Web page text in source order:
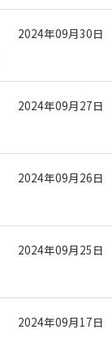
2024年09月30日
2024年09月27日
2024年09月26日
2024年09月25日
2024年09月17日